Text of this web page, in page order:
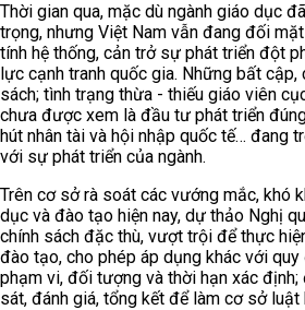
Thời gian qua, mặc dù ngành giáo dục
trọng, nhưng Việt Nam vẫn đang đối
tính hệ thống, cản trở sự phát triển đột
lực cạnh tranh quốc gia. Những bất cập,
sách; tình trạng thừa - thiếu giáo viên
chưa được xem là đầu tư phát triển
hút nhân tài và hội nhập quốc tế… đang
với sự phát triển của ngành.
Trên cơ sở rà soát các vướng mắc, khó
dục và đào tạo hiện nay, dự thảo Nghị
chính sách đặc thù, vượt trội để thực
đào tạo, cho phép áp dụng khác với
phạm vi, đối tượng và thời hạn xác
sát, đánh giá, tổng kết để làm cơ sở luật